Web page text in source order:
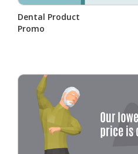
Dental Product
Promo